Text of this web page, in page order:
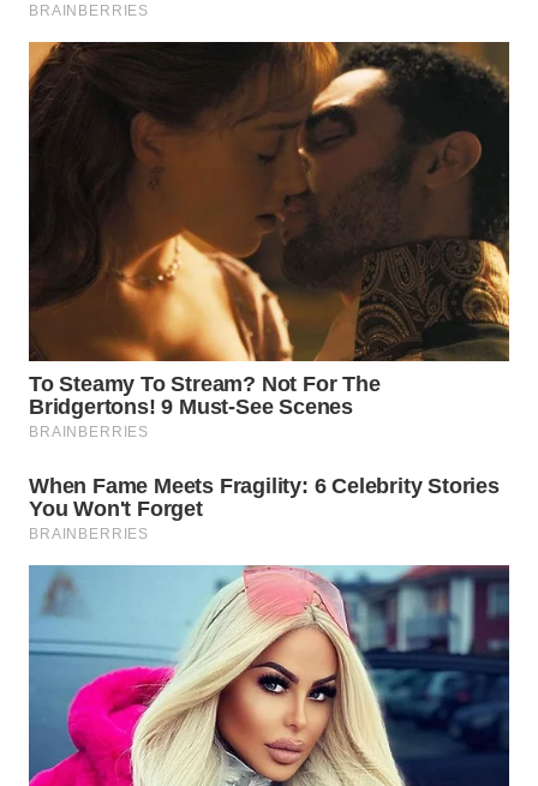
WN
SOLO
BOROBUDUR
WN
WN
NATUNA
WN
BINTAN
WN
MANDALIKA
WN
LIKUPANG
WN
LABUANBAJO